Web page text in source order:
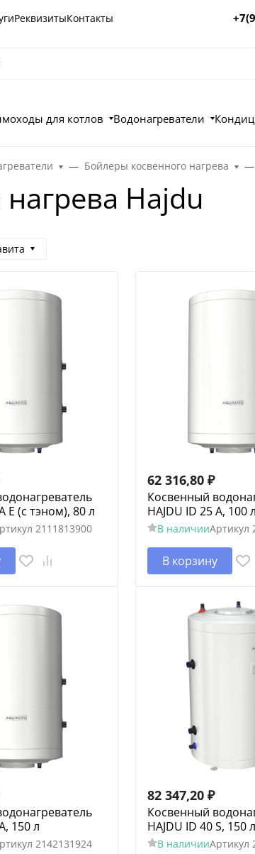
РеквизитыКонтакты
для котлов Водонагреватели
Бойлеры косвенного нагрева
Hajdu
E (c тэном), 80 л
2111813900
62 316,80 ₽
Косвенный
HAJDU ID 25 A, 100 л
В наличииАртикул
В корзину
150 л
2142131924
82 347,20 ₽
Косвенный
HAJDU ID 40 S, 150 л
В наличииАртикул